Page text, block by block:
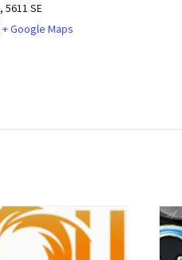
, 5611 SE
+ Google Maps